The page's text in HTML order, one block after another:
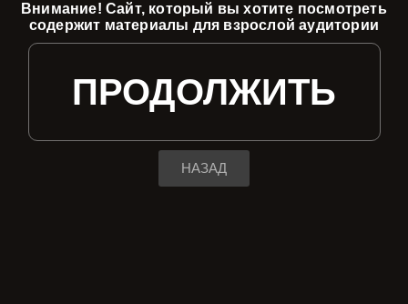
Внимание! Сайт, который вы хотите посмотреть
содержит материалы для взрослой аудитории
ПРОДОЛЖИТЬ
НАЗАД